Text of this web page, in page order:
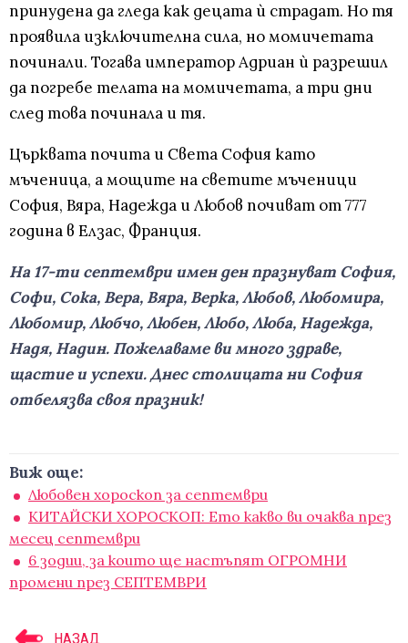
принудена да гледа как децата ѝ страдат. Но тя
проявила изключителна сила, но момичетата
починали. Тогава император Адриан ѝ разрешил
да погребе телата на момичетата, а три дни
след това починала и тя.
Църквата почита и Света София като
мъченица, а мощите на светите мъченици
София, Вяра, Надежда и Любов почиват от 777
година в Елзас, Франция.
На 17-ти септември имен ден празнуват София,
Софи, Сока, Вера, Вяра, Верка, Любов, Любомира,
Любомир, Любчо, Любен, Любо, Люба, Надежда,
Надя, Надин. Пожелаваме ви много здраве,
щастие и успехи. Днес столицата ни София
отбелязва своя празник!
Виж още:
Любовен хороскоп за септември
КИТАЙСКИ ХОРОСКОП: Ето какво ви очаква през
месец септември
6 зодии, за които ще настъпят ОГРОМНИ
промени през СЕПТЕМВРИ
НАЗАД